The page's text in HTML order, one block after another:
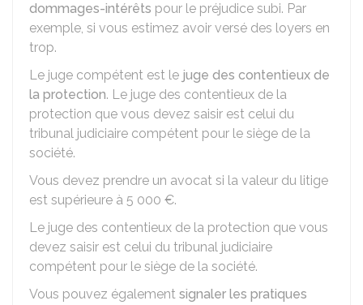
dommages-intérêts pour le préjudice subi. Par
exemple, si vous estimez avoir versé des loyers en
trop.
Le juge compétent est le juge des contentieux de
la protection. Le juge des contentieux de la
protection que vous devez saisir est celui du
tribunal judiciaire compétent pour le siège de la
société.
Vous devez prendre un avocat si la valeur du litige
est supérieure à 5 000 €.
Le juge des contentieux de la protection que vous
devez saisir est celui du tribunal judiciaire
compétent pour le siège de la société.
Vous pouvez également signaler les pratiques